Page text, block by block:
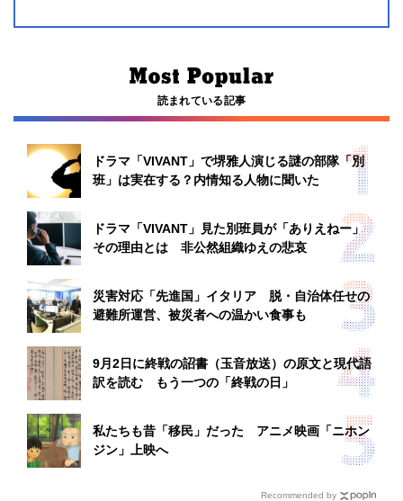
読まれている記事
ドラマ「VIVANT」で堺雅人演じる謎の部隊「別
班」は実在する？内情知る人物に聞いた
ドラマ「VIVANT」見た別班員が「ありえねー」
その理由とは 非公然組織ゆえの悲哀
災害対応「先進国」イタリア 脱・自治体任せの
避難所運営、被災者への温かい食事も
9月2日に終戦の詔書（玉音放送）の原文と現代語
訳を読む もう一つの「終戦の日」
私たちも昔「移民」だった アニメ映画「ニホン
ジン」上映へ
Recommended by